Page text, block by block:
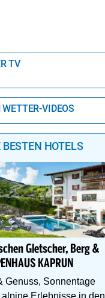
TV
VIDEOS
BESTEN HOTELS
Gletscher, Berg &
KAPRUN
Genuss, Sonnentage